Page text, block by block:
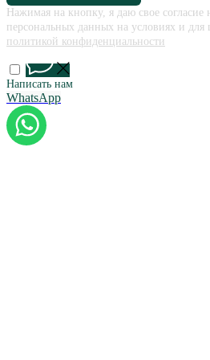
Нажимая на кнопку, я даю свое согласие
персональных данных на условиях и для
политикой конфиденциальности
Написать нам
WhatsApp